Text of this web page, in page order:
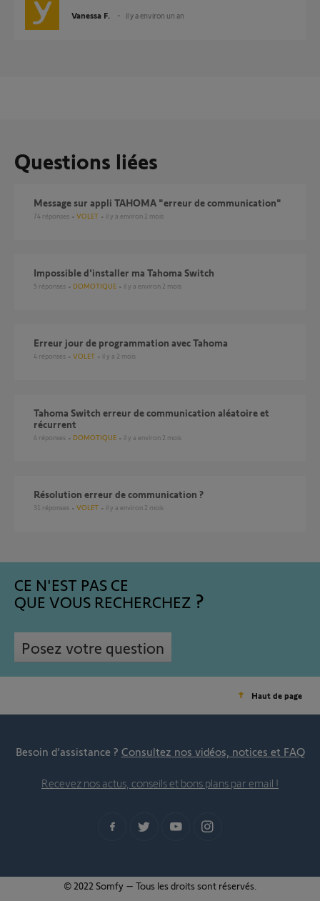
Vanessa F. il y a environ un an
Questions liées
Message sur appli TAHOMA "erreur de communication"
74 réponses VOLET il y a environ 2 mois
Impossible d'installer ma Tahoma Switch
5 réponses DOMOTIQUE il y a environ 2 mois
Erreur jour de programmation avec Tahoma
4 réponses VOLET il y a 2 mois
Tahoma Switch erreur de communication aléatoire et
récurrent
4 réponses DOMOTIQUE il y a environ 2 mois
Résolution erreur de communication ?
31 réponses VOLET il y a environ 2 mois
CE N'EST PAS CE
QUE VOUS RECHERCHEZ
Posez votre question
Haut de page
Besoin d’assistance ? Consultez nos vidéos, notices et FAQ
Recevez nos actus, conseils et bons plans par email !
© 2022 Somfy – Tous les droits sont réservés.